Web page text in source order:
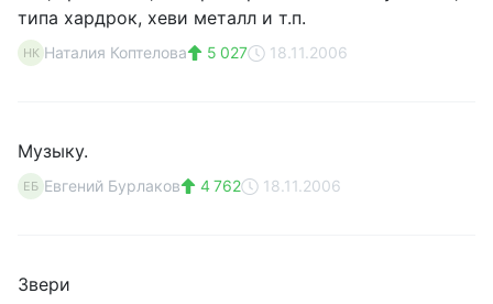
типа хардрок, хеви металл и т.п.
НК Наталия Коптелова 5 027 18.11.2006
Музыку.
ЕБ Евгений Бурлаков 4 762 18.11.2006
Звери